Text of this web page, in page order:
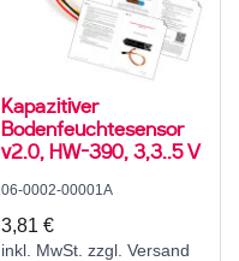
Kapazitiver
Bodenfeuchtesensor
v2.0, HW-390, 3,3..5 V
06-0002-00001A
3,81 €
inkl. MwSt. zzgl. Versand